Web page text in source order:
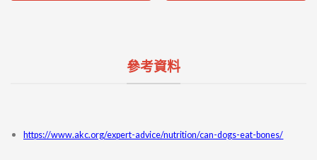
參考資料
https://www.akc.org/expert-advice/nutrition/can-dogs-eat-bones/